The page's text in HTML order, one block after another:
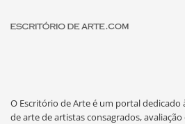
O Escritório de Arte é um portal dedicado
de arte de artistas consagrados,